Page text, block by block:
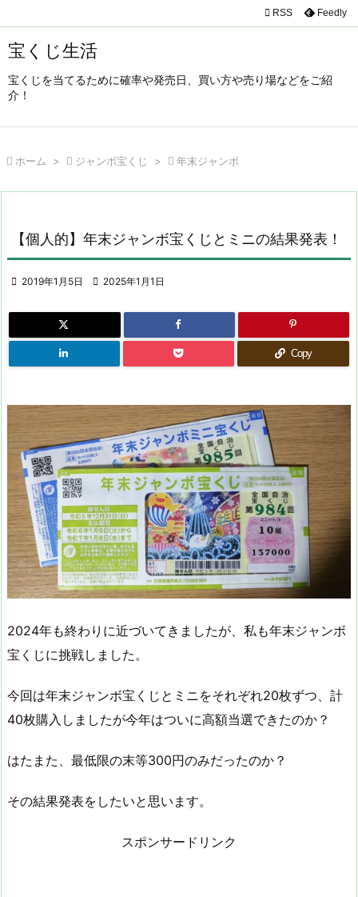
宝くじ生活
宝くじを当てるために確率や発売日、買い方や売り場などをご紹
介！

サイド
前へ
 RSS Feedly
 ホーム >  ジャンボ宝くじ >  年末ジャンボ
【個人的】年末ジャンボ宝くじとミニの結果発表！
 2019年1月5日  2025年1月1日
Copy
2024年も終わりに近づいてきましたが、私も年末ジャンボ
宝くじに挑戦しました。
今回は年末ジャンボ宝くじとミニをそれぞれ20枚ずつ、計
40枚購入しましたが今年はついに高額当選できたのか？
はたまた、最低限の末等300円のみだったのか？
その結果発表をしたいと思います。
スポンサードリンク